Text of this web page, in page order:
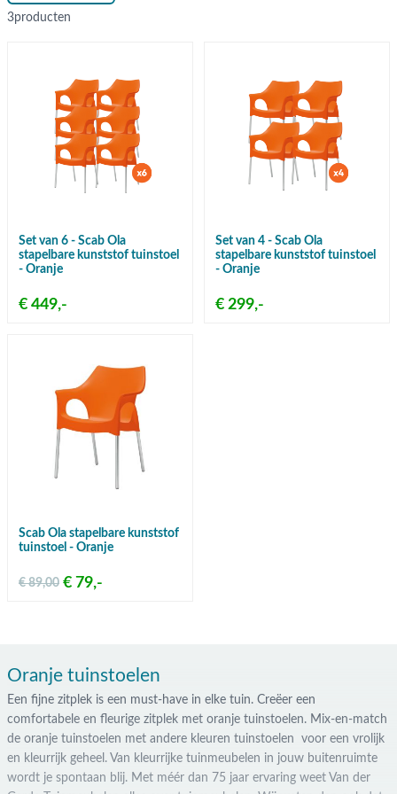
3producten
Set van 6 - Scab Ola
stapelbare kunststof tuinstoel
- Oranje
€ 449,-
Set van 4 - Scab Ola
stapelbare kunststof tuinstoel
- Oranje
€ 299,-
Scab Ola stapelbare kunststof
tuinstoel - Oranje
€ 79,-
€ 89,00
Oranje tuinstoelen
Een fijne zitplek is een must-have in elke tuin. Creëer een
comfortabele en fleurige zitplek met oranje tuinstoelen. Mix-en-match
de oranje tuinstoelen met andere kleuren tuinstoelen voor een vrolijk
en kleurrijk geheel. Van kleurrijke tuinmeubelen in jouw buitenruimte
wordt je spontaan blij. Met méér dan 75 jaar ervaring weet Van der